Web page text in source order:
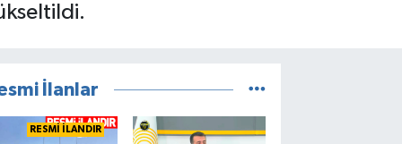
İlanlar
RESMİ İLANDIR